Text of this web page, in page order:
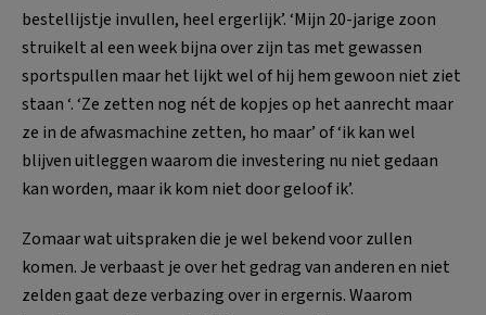
bestellijstje invullen, heel ergerlijk’. ‘Mijn 20-jarige zoon
struikelt al een week bijna over zijn tas met gewassen
sportspullen maar het lijkt wel of hij hem gewoon niet ziet
staan ‘. ‘Ze zetten nog nét de kopjes op het aanrecht maar
ze in de afwasmachine zetten, ho maar’ of ‘ik kan wel
blijven uitleggen waarom die investering nu niet gedaan
kan worden, maar ik kom niet door geloof ik’.
Zomaar wat uitspraken die je wel bekend voor zullen
komen. Je verbaast je over het gedrag van anderen en niet
zelden gaat deze verbazing over in ergernis. Waarom